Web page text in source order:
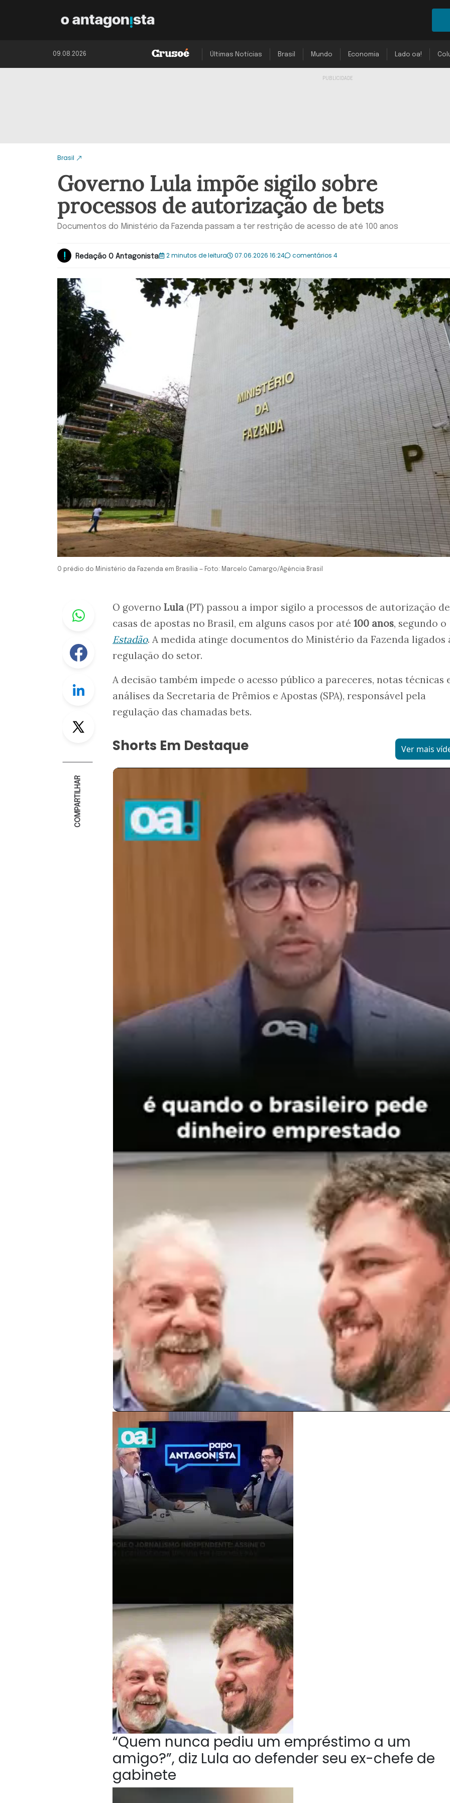
09.08.2026 Últimas Notícias Brasil Mundo Economia Lado oa!
Brasil
Governo Lula impõe sigilo sobre
processos de autorização de bets
Documentos do Ministério da Fazenda passam a ter restrição de acesso de até 100 anos
Redação O Antagonista 2 minutos de leitura 07.06.2026 16:24 comentários 4
O prédio do Ministério da Fazenda em Brasília — Foto: Marcelo Camargo/Agência Brasil
Whastapp
Facebook
Linkedin
Twitter
COMPARTILHAR
O governo Lula (PT) passou a impor sigilo a processos de autorização de
casas de apostas no Brasil, em alguns casos por até 100 anos, segundo o
Estadão. A medida atinge documentos do Ministério da Fazenda ligados
regulação do setor.
A decisão também impede o acesso público a pareceres, notas técnicas
análises da Secretaria de Prêmios e Apostas (SPA), responsável pela
regulação das chamadas bets.
Shorts Em Destaque Ver mais
“Quem nunca pediu um empréstimo a um
amigo?”, diz Lula ao defender seu ex-chefe de
gabinete